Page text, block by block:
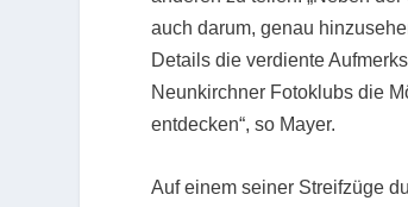
auch darum, genau
Details die verdiente
Neunkirchner Fotoklubs die
entdecken“, so Mayer.
Auf einem seiner Streifzüge